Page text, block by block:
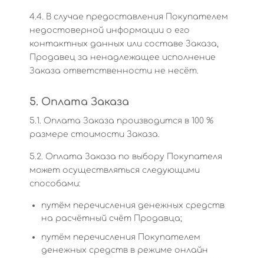
4.4. В случае предоставления Покупателем
недостоверной информации о его
контактных данных или составе Заказа,
Продавец за ненадлежащее исполнение
Заказа ответственности не несёт.
5. Оплата Заказа
5.1. Оплата Заказа производится в 100 %
размере стоимости Заказа.
5.2. Оплата Заказа по выбору Покупателя
может осуществляться следующими
способами:
путём перечисления денежных средств
на расчётный счёт Продавца;
путём перечисления Покупателем
денежных средств в режиме онлайн